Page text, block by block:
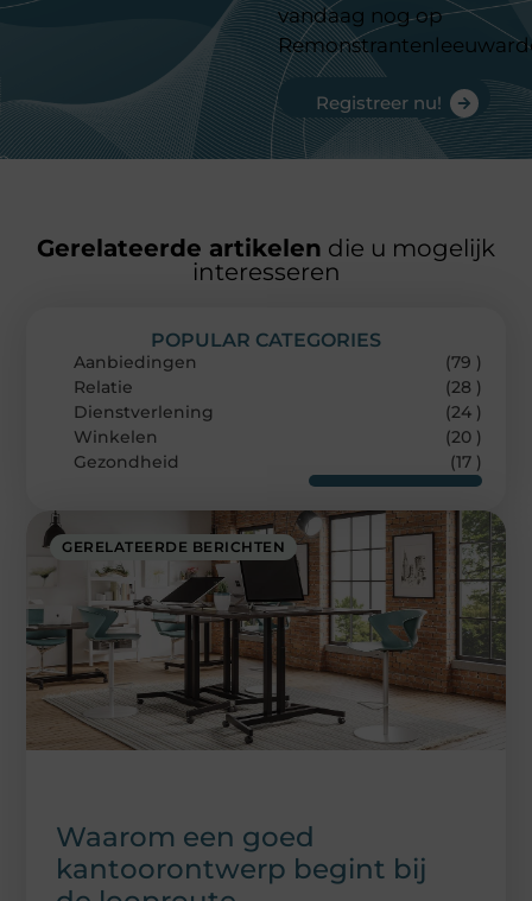
vandaag nog op
Registreer nu!
Gerelateerde artikelen die u mogelijk
interesseren
GERELATEERDE BERICHTEN
Waarom een goed
kantoorontwerp begint bij
POPULAR CATEGORIES
Aanbiedingen
(79 )
Relatie
(28 )
Dienstverlening
(24 )
Winkelen
(20 )
Gezondheid
(17 )